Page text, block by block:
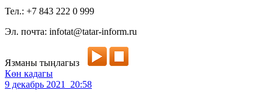
Тел.: +7 843 222 0 999
Эл. почта: infotat@tatar-inform.ru
Язманы тыңлагыз
Көн кадагы
9 декабрь 2021 20:58